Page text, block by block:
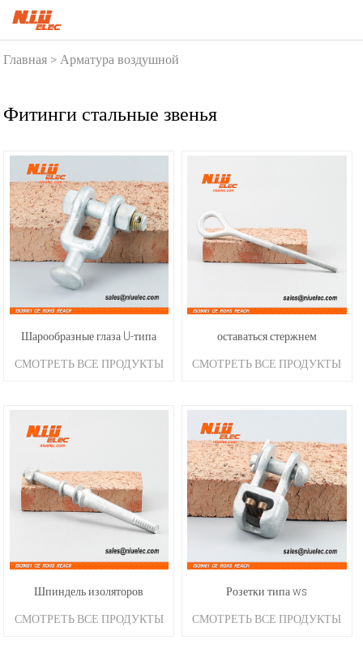
Главная >Арматура воздушной
Фитинги стальные звенья
Шарообразные глаза U-типа
СМОТРЕТЬ ВСЕ ПРОДУКТЫ
оставаться стержнем
СМОТРЕТЬ ВСЕ ПРОДУКТЫ
Шпиндель изоляторов
штыревого типа для высокого
СМОТРЕТЬ ВСЕ ПРОДУКТЫ
Розетки типа ws
СМОТРЕТЬ ВСЕ ПРОДУКТЫ